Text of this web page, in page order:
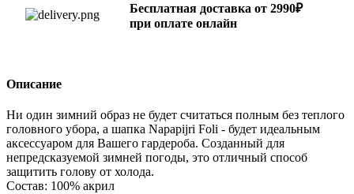
Бесплатная доставка от 2990₽
при оплате онлайн
Описание
Ни один зимний образ не будет считаться полным без теплого
головного убора, а шапка Napapijri Foli - будет идеальным
аксессуаром для Вашего гардероба. Созданный для
непредсказуемой зимней погоды, это отличный способ
защитить голову от холода.
Состав: 100% акрил